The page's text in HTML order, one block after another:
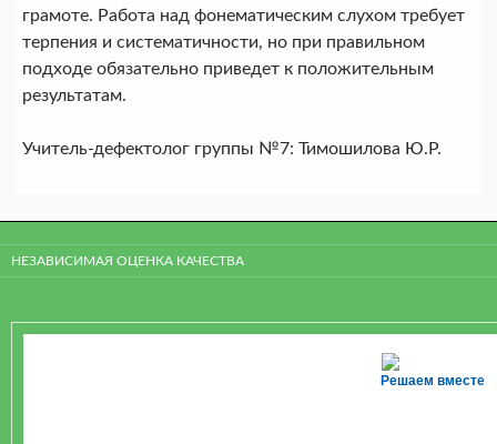
грамоте. Работа над фонематическим слухом требует
терпения и систематичности, но при правильном
подходе обязательно приведет к положительным
результатам.
Учитель-дефектолог группы №7: Тимошилова Ю.Р.
НЕЗАВИСИМАЯ ОЦЕНКА КАЧЕСТВА
Решаем вместе